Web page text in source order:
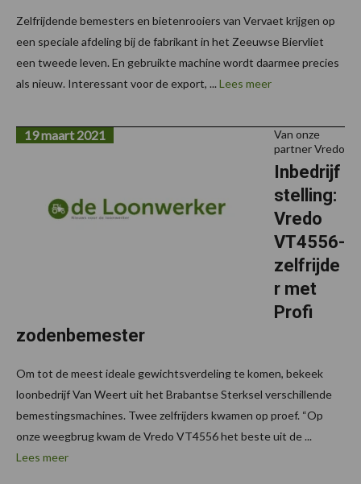
Zelfrijdende bemesters en bietenrooiers van Vervaet krijgen op
een speciale afdeling bij de fabrikant in het Zeeuwse Biervliet
een tweede leven. En gebruikte machine wordt daarmee precies
als nieuw. Interessant voor de export, ... Lees meer
Van onze
partner Vredo
Inbedrijf
stelling:
Vredo
VT4556-
zelfrijde
r met
Profi
zodenbemester
19 maart 2021
Om tot de meest ideale gewichtsverdeling te komen, bekeek
loonbedrijf Van Weert uit het Brabantse Sterksel verschillende
bemestingsmachines. Twee zelfrijders kwamen op proef. “Op
onze weegbrug kwam de Vredo VT4556 het beste uit de ...
Lees meer